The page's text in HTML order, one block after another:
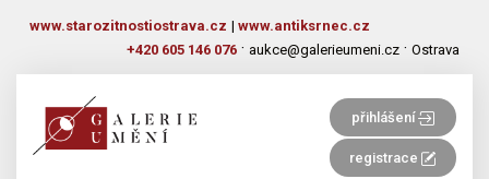
www.starozitnostiostrava.cz | www.antiksrnec.cz
+420 605 146 076 · aukce@galerieumeni.cz · Ostrava
přihlášení
registrace